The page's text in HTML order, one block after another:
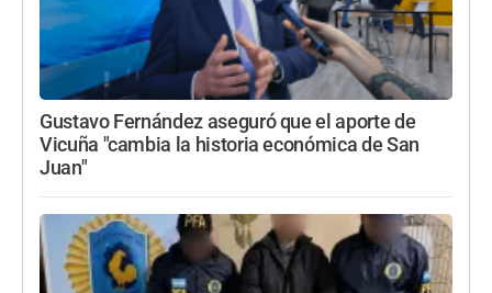
Gustavo Fernández aseguró que el aporte de
Vicuña "cambia la historia económica de San
Juan"